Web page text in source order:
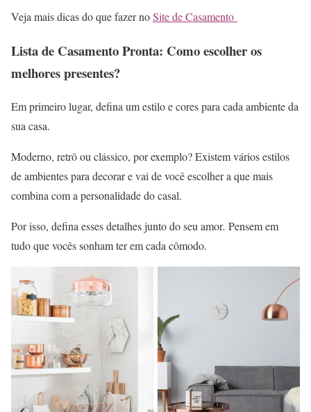
Veja mais dicas do que fazer noSite de Casamento
Lista de Casamento Pronta: Como escolher os
melhores presentes?
Em primeiro lugar, defina um estilo e cores para cada ambiente da
sua casa.
Moderno, retrô ou clássico, por exemplo? Existem vários estilos
de ambientes para decorar e vai de você escolher a que mais
combina com a personalidade do casal.
Por isso, defina esses detalhes junto do seu amor. Pensem em
tudo que vocês sonham ter em cada cômodo.